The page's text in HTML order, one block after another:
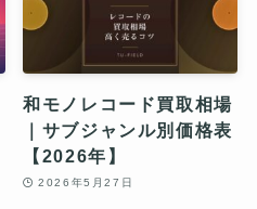
和モノレコード買取相場
｜サブジャンル別価格表
【2026年】
2026年5月27日